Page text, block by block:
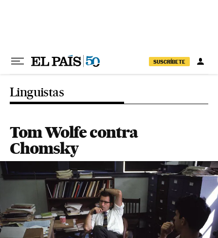
SUSCRÍBETE
Linguistas
Tom Wolfe contra
Chomsky